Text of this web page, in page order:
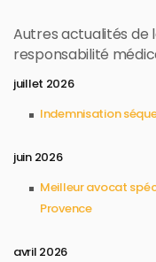
Autres actualités de
responsabilité
juillet 2026
Indemnisation
juin 2026
Meilleur avocat
Provence
avril 2026